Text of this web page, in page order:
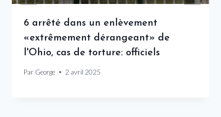
6 arrêté dans un enlèvement
«extrêmement dérangeant» de
l'Ohio, cas de torture: officiels
Par George 2 avril 2025